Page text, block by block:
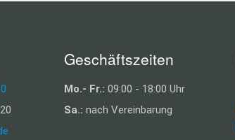
Geschäftszeiten
Mo.- Fr.: 09:00 - 18:00 Uhr
Sa.: nach Vereinbarung